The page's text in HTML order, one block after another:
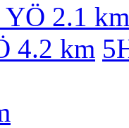
2.1 km
4.2 km